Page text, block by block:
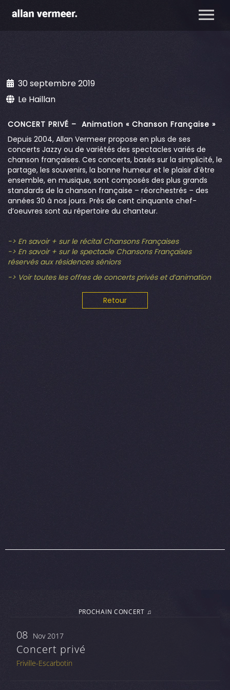
30 septembre 2019
Le Haillan
CONCERT PRIVÉ – Animation « Chanson Française »
Depuis 2004, Allan Vermeer propose en plus de ses
concerts Jazzy ou de variétés des spectacles variés de
chanson françaises. Ces concerts, basés sur la simplicité, le
partage, les souvenirs, la bonne humeur et le plaisir d’être
ensemble, en musique, sont composés des plus grands
standards de la chanson française – réorchestrés – des
années 30 à nos jours. Près de cent cinquante chef-
d’oeuvres sont au répertoire du chanteur.
-> En savoir + sur le récital Chansons Françaises
-> En savoir + sur le spectacle Chansons Françaises
réservés aux résidences séniors
-> Voir toutes les offres de concerts privés et d’animation
Retour
PROCHAIN CONCERT ♫
08 Nov 2017
Concert privé
Friville-Escarbotin